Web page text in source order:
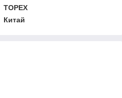
TOPEX
Китай